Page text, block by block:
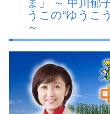
アクセス
プライバシーポ
お問い合わせ
ま」 ～ 中川郁
うこの“ゆうこ
～